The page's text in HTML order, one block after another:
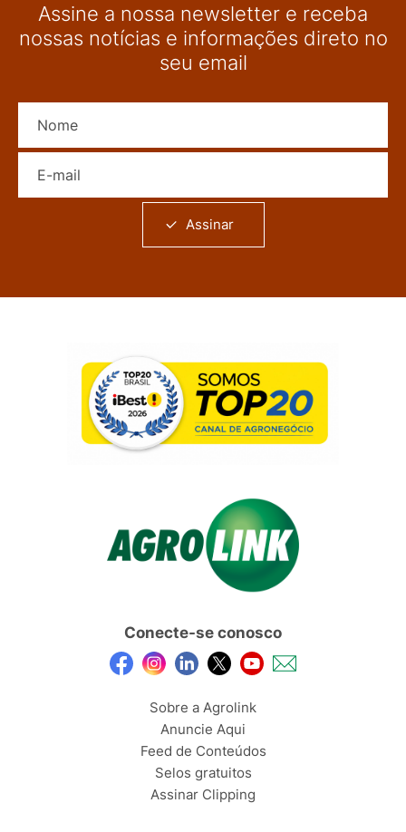
Assine a nossa newsletter e receba
nossas notícias e informações direto no
seu email
Assinar
Conecte-se conosco
Sobre a Agrolink
Anuncie Aqui
Feed de Conteúdos
Selos gratuitos
Assinar Clipping